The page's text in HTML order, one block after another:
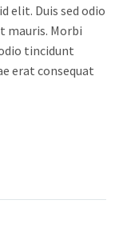
elit. Duis sed odio
mauris. Morbi
tincidunt
erat consequat